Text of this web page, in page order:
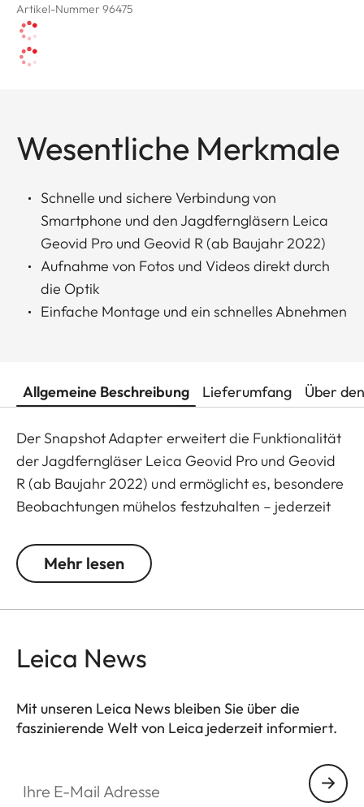
Artikel-Nummer 96475
Wesentliche Merkmale
Schnelle und sichere Verbindung von
Smartphone und den Jagdferngläsern Leica
Geovid Pro und Geovid R (ab Baujahr 2022)
Aufnahme von Fotos und Videos direkt durch
die Optik
Einfache Montage und ein schnelles Abnehmen
Allgemeine Beschreibung Lieferumfang Über
Der Snapshot Adapter erweitert die Funktionalität
der Jagdferngläser Leica Geovid Pro und Geovid
R (ab Baujahr 2022) und ermöglicht es, besondere
Beobachtungen mühelos festzuhalten – jederzeit
In Kombination mit dem Snapshot Snapcase
aufgenommen werden – in beeindruckender
Das integrierte Magnetsystem sorgt für eine
Smartphone und Fernglas. Das selbstzentrierende
Design gewährleistet eine exakte Ausrichtung ohne
Mehr lesen
Leica News
Mit unseren Leica News bleiben Sie über die
faszinierende Welt von Leica jederzeit informiert.